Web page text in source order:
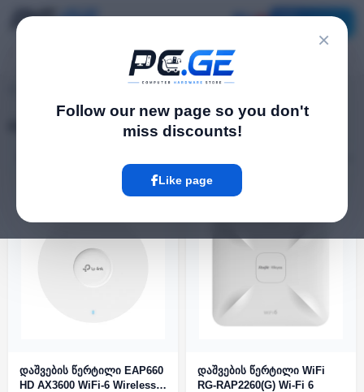
×
Follow our new page so you don't
miss discounts!
Like page
დაშვების წერტილი EAP660
HD AX3600 WiFi-6 Wireless
ᲐᲠ ᲐᲠᲘᲡ
დაშვების წერტილი WiFi
RG-RAP2260(G) Wi-Fi 6